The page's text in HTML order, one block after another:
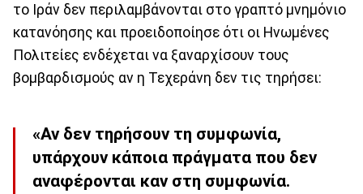
το Ιράν δεν περιλαμβάνονται στο γραπτό μνημόνιο
κατανόησης και προειδοποίησε ότι οι Ηνωμένες
Πολιτείες ενδέχεται να ξαναρχίσουν τους
βομβαρδισμούς αν η Τεχεράνη δεν τις τηρήσει:
«Αν δεν τηρήσουν τη συμφωνία,
υπάρχουν κάποια πράγματα που δεν
αναφέρονται καν στη συμφωνία.